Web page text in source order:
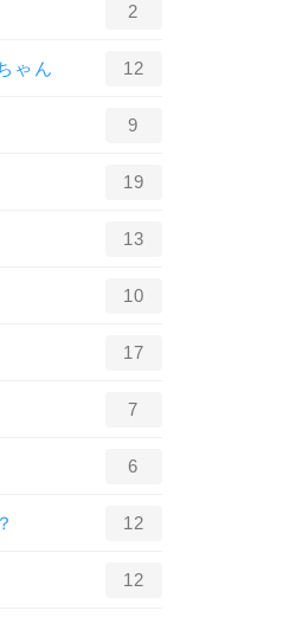
2
ゃん 12
9
19
13
10
17
7
6
12
12